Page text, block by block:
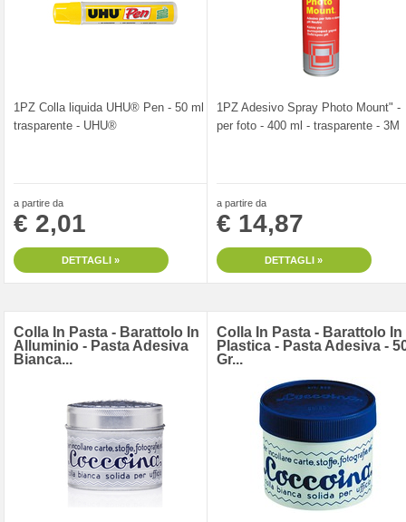
1PZ Colla liquida UHU® Pen - 50 ml -
trasparente - UHU®
a partire da
€ 2,01
DETTAGLI »
1PZ Adesivo Spray Photo Mount" -
per foto - 400 ml - trasparente - 3M
a partire da
€ 14,87
DETTAGLI »
Colla In Pasta - Barattolo In
Alluminio - Pasta Adesiva
Bianca...
Colla In Pasta - Barattolo In
Plastica - Pasta Adesiva -
Gr...